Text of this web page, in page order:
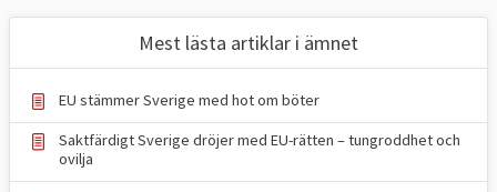
det Sverige som fyra gånger stämt
kommissionen för bristande öppenhet. Det
är betydligt vanligare att EU-kommissionen
stämmer Sverige än tvärtom.
Listan nedan är Europaportalens
Mest lästa artiklar i ämnet
EU stämmer Sverige med hot om böter
Saktfärdigt Sverige dröjer med EU-rätten – tungroddhet och
ovilja